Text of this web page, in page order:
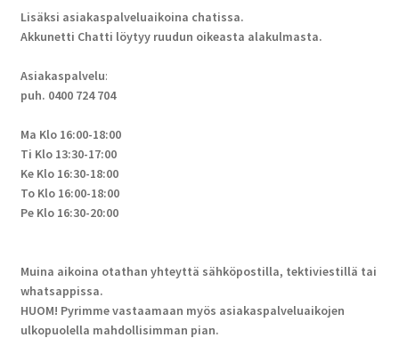
Lisäksi asiakaspalveluaikoina chatissa.
Akkunetti Chatti löytyy ruudun oikeasta alakulmasta.
Asiakaspalvelu:
puh. 0400 724 704
Ma Klo 16:00-18:00
Ti Klo 13:30-17:00
Ke Klo 16:30-18:00
To Klo 16:00-18:00
Pe Klo 16:30-20:00
Muina aikoina otathan yhteyttä sähköpostilla, tektiviestillä tai
whatsappissa.
HUOM! Pyrimme vastaamaan myös asiakaspalveluaikojen
ulkopuolella mahdollisimman pian.